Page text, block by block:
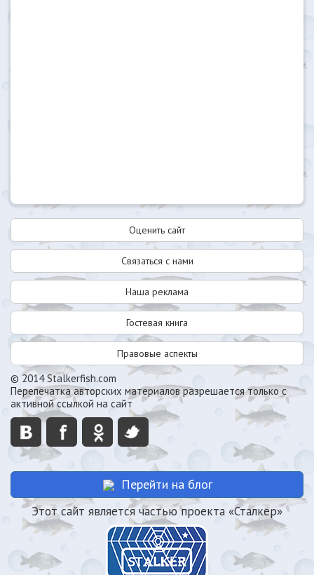
Оценить сайт
Связаться с нами
Наша реклама
Гостевая книга
Правовые аспекты
© 2014 Stalkerfish.com
Перепечатка авторских материалов разрешается только с
активной ссылкой на сайт
Перейти на блог
Этот сайт является частью проекта «Сталкер»